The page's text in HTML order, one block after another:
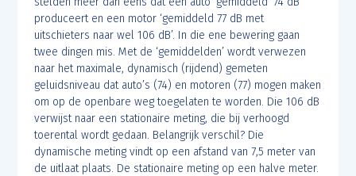
produceert en een motor ‘gemiddeld 77 dB met
uitschieters naar wel 106 dB’. In die ene bewering gaan
twee dingen mis. Met de ‘gemiddelden’ wordt verwezen
naar het maximale, dynamisch (rijdend) gemeten
geluidsniveau dat auto’s (74) en motoren (77) mogen maken
om op de openbare weg toegelaten te worden. Die 106 dB
verwijst naar een stationaire meting, die bij verhoogd
toerental wordt gedaan. Belangrijk verschil? Die
dynamische meting vindt op een afstand van 7,5 meter van
de uitlaat plaats. De stationaire meting op een halve meter.